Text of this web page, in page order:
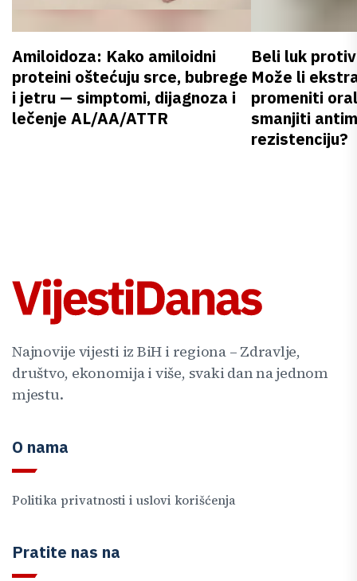
Amiloidoza: Kako amiloidni
proteini oštećuju srce, bubrege
i jetru — simptomi, dijagnoza i
lečenje AL/AA/ATTR
Beli luk
Može li
promeniti
smanjiti
rezistenciju?
Najnovije vijesti iz BiH i regiona – Zdravlje,
društvo, ekonomija i više, svaki dan na jednom
mjestu.
O nama
Politika privatnosti i uslovi korišćenja
Pratite nas na